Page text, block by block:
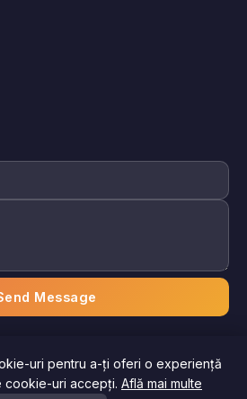
Message
Aici. Toate drepturile rezervate.
uri pentru a-ți oferi o experiență
cookie-uri accepți. Află mai multe